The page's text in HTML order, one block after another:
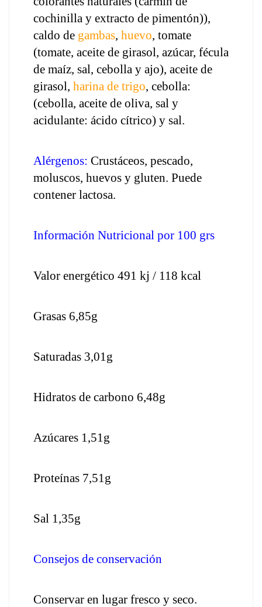
cochinilla y extracto de pimentón)),
caldo de gambas, huevo, tomate
(tomate, aceite de girasol, azúcar, fécula
de maíz, sal, cebolla y ajo), aceite de
girasol, harina de trigo, cebolla:
(cebolla, aceite de oliva, sal y
acidulante: ácido cítrico) y sal.
Alérgenos: Crustáceos, pescado,
moluscos, huevos y gluten. Puede
contener lactosa.
Información Nutricional por 100 grs
Valor energético 491 kj / 118 kcal
Grasas 6,85g
Saturadas 3,01g
Hidratos de carbono 6,48g
Azúcares 1,51g
Proteínas 7,51g
Sal 1,35g
Consejos de conservación
Conservar en lugar fresco y seco.